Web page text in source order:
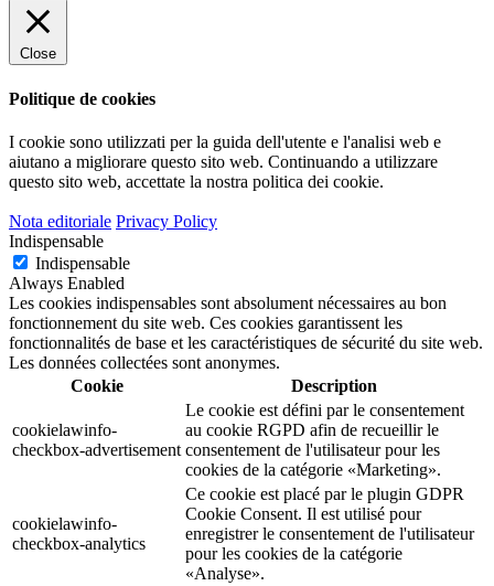
Close
Politique de cookies
I cookie sono utilizzati per la guida dell'utente e l'analisi web e
aiutano a migliorare questo sito web. Continuando a utilizzare
questo sito web, accettate la nostra politica dei cookie.
Nota editoriale Privacy Policy
Indispensable
Indispensable
Always Enabled
Les cookies indispensables sont absolument nécessaires au bon
fonctionnement du site web. Ces cookies garantissent les
fonctionnalités de base et les caractéristiques de sécurité du site web.
Les données collectées sont anonymes.
Cookie
Description
cookielawinfo-
checkbox-advertisement
Le cookie est défini par le consentement
au cookie RGPD afin de recueillir le
consentement de l'utilisateur pour les
cookies de la catégorie «Marketing».
cookielawinfo-
checkbox-analytics
Ce cookie est placé par le plugin GDPR
Cookie Consent. Il est utilisé pour
enregistrer le consentement de l'utilisateur
pour les cookies de la catégorie
«Analyse».